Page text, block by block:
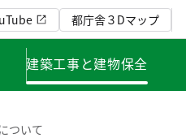
都庁舎３Dマップ
建築工事と建物保全
ついて